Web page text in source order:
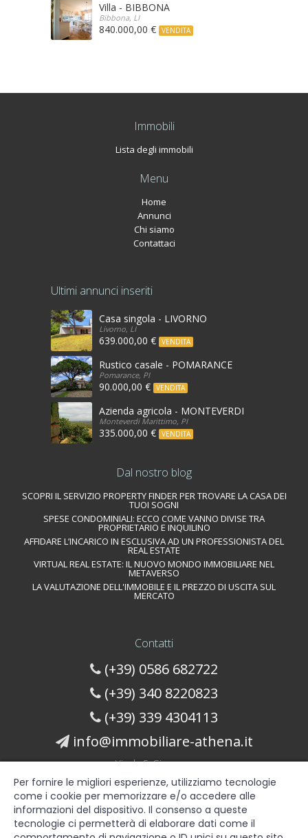
Villa - BIBBONA
Bibbona, LI
840.000,00 € VENDITA
Immobili
Lista degli immobili
Menu
Home
Annunci
Chi siamo
Contattaci
Ultimi annunci inseriti
Casa singola - LIVORNO
Livorno, LI
639.000,00 € VENDITA
Rustico casale - POMARANCE
Pomarance, PI
90.000,00 € VENDITA
Azienda agricola - MONTEVERDI MARITTIMO
Monteverdi Marittimo, PI
335.000,00 € VENDITA
Dal nostro blog
SCOPRI IL SERVIZIO PROPERTY FINDER PER TROVARE LA CASA DEI
TUOI SOGNI
SPESE CONDOMINIALI: ECCO COME VANNO DIVISE TRA
PROPRIETARIO E INQUILINO
AFFIDARE L’INCARICO IN ESCLUSIVA AD UN PROFESSIONISTA DEL
REAL ESTATE
VIRTUAL REAL ESTATE: IL NUOVO MONDO IMMOBILIARE NEL
METAVERSO
LA VALUTAZIONE DELL'IMMOBILE E IL PREZZO DI USCITA SUL
MERCATO
Contatti
(+39) 0586 682722
(+39) 340 8220823
(+39) 339 4304113
info@immobiliare-athena.it
Vicolo S. Giuseppe
Cecina, LI 57023
Italy
Contattaci
Per fornire le migliori esperienze, utilizziamo tecnologie
come i cookie per memorizzare e/o accedere alle
informazioni del dispositivo. Il consenso a queste
tecnologie ci permetterà di elaborare dati come il